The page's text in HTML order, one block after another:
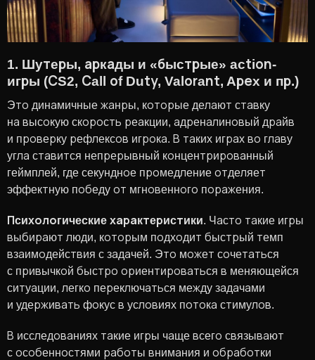
1. Шутеры, аркады и «быстрые» action-
игры (CS2, Call of Duty, Valorant, Apex и пр.)
Это динамичные жанры, которые делают ставку
на высокую скорость реакции, адреналиновый драйв
и проверку рефлексов игрока. В таких играх во главу
угла ставится непрерывный концентрированный
геймплей, где секундное промедление отделяет
эффектную победу от мгновенного поражения.
Психологические характеристики. Часто такие игры
выбирают люди, которым подходит быстрый темп
взаимодействия с задачей. Это может сочетаться
с привычкой быстро ориентироваться в меняющейся
ситуации, легко переключаться между задачами
и удерживать фокус в условиях потока стимулов.
В исследованиях такие игры чаще всего связывают
с особенностями работы внимания и обработки